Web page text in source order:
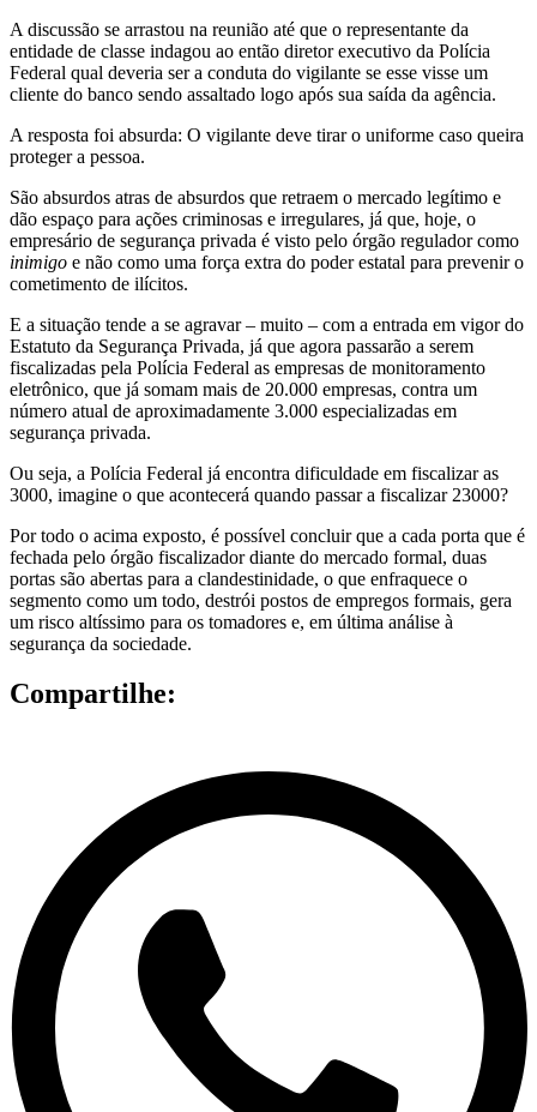
A discussão se arrastou na reunião até que o representante da
entidade de classe indagou ao então diretor executivo da Polícia
Federal qual deveria ser a conduta do vigilante se esse visse um
cliente do banco sendo assaltado logo após sua saída da agência.
A resposta foi absurda: O vigilante deve tirar o uniforme caso queira
proteger a pessoa.
São absurdos atras de absurdos que retraem o mercado legítimo e
dão espaço para ações criminosas e irregulares, já que, hoje, o
empresário de segurança privada é visto pelo órgão regulador como
inimigo e não como uma força extra do poder estatal para prevenir o
cometimento de ilícitos.
E a situação tende a se agravar – muito – com a entrada em vigor do
Estatuto da Segurança Privada, já que agora passarão a serem
fiscalizadas pela Polícia Federal as empresas de monitoramento
eletrônico, que já somam mais de 20.000 empresas, contra um
número atual de aproximadamente 3.000 especializadas em
segurança privada.
Ou seja, a Polícia Federal já encontra dificuldade em fiscalizar as
3000, imagine o que acontecerá quando passar a fiscalizar 23000?
Por todo o acima exposto, é possível concluir que a cada porta que é
fechada pelo órgão fiscalizador diante do mercado formal, duas
portas são abertas para a clandestinidade, o que enfraquece o
segmento como um todo, destrói postos de empregos formais, gera
um risco altíssimo para os tomadores e, em última análise à
segurança da sociedade.
Compartilhe: